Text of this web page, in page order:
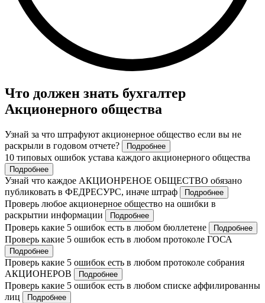
Что должен знать бухгалтер
Акционерного общества
Узнай за что штрафуют акционерное общество если вы не
раскрыли в годовом отчете?
Подробнее
10 типовых ошибок устава каждого акционерного общества
Подробнее
Узнай что каждое АКЦИОНРЕНОЕ ОБЩЕСТВО обязано
публиковать в ФЕДРЕСУРС, иначе штраф
Подробнее
Проверь любое акционерное общество на ошибки в
раскрытии информации
Подробнее
Проверь какие 5 ошибок есть в любом бюллетене Подробнее
Проверь какие 5 ошибок есть в любом протоколе ГОСА
Подробнее
Проверь какие 5 ошибок есть в любом протоколе собрания
АКЦИОНЕРОВ
Подробнее
Проверь какие 5 ошибок есть в любом списке аффилированны
лиц
Подробнее